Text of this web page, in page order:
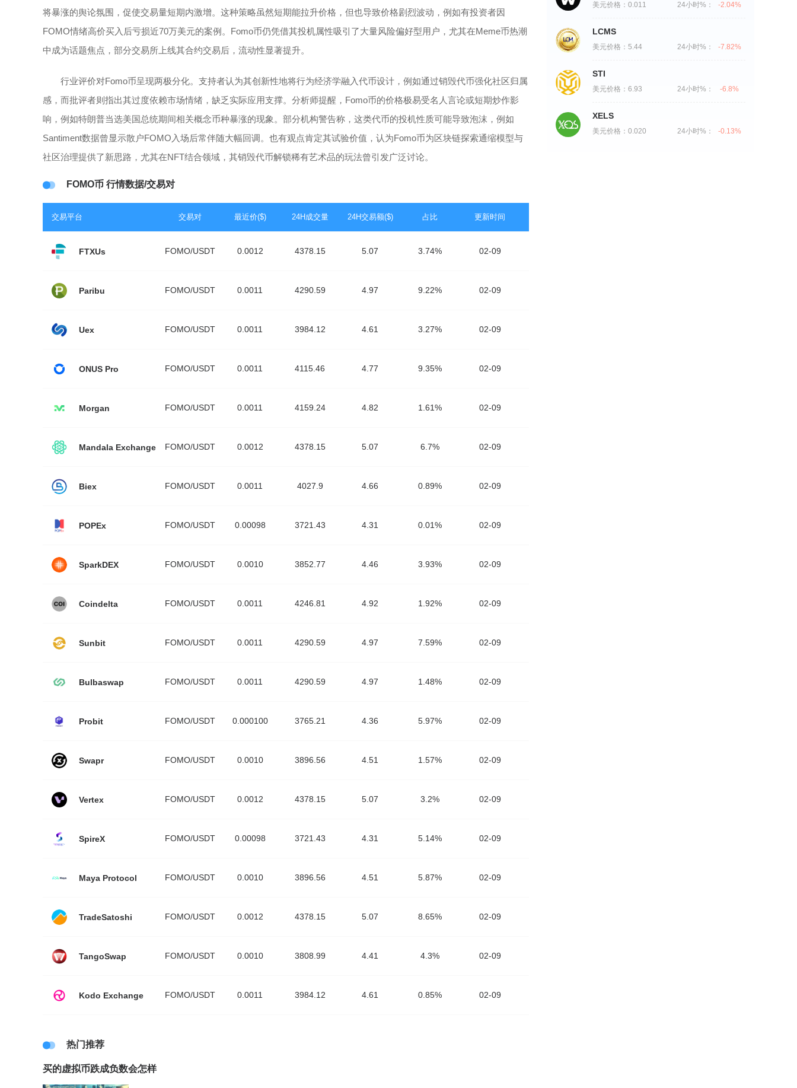
将暴涨的舆论氛围，促使交易量短期内激增。这种策略虽然短期能拉升价格，但也导致价格剧烈波动，例如有投资者因
FOMO情绪高价买入后亏损近70万美元的案例。Fomo币仍凭借其投机属性吸引了大量风险偏好型用户，尤其在Meme币热潮
中成为话题焦点，部分交易所上线其合约交易后，流动性显著提升。
行业评价对Fomo币呈现两极分化。支持者认为其创新性地将行为经济学融入代币设计，例如通过销毁代币强化社区归属
感，而批评者则指出其过度依赖市场情绪，缺乏实际应用支撑。分析师提醒，Fomo币的价格极易受名人言论或短期炒作影
响，例如特朗普当选美国总统期间相关概念币种暴涨的现象。部分机构警告称，这类代币的投机性质可能导致泡沫，例如
Santiment数据曾显示散户FOMO入场后常伴随大幅回调。也有观点肯定其试验价值，认为Fomo币为区块链探索通缩模型与
社区治理提供了新思路，尤其在NFT结合领域，其销毁代币解锁稀有艺术品的玩法曾引发广泛讨论。
FOMO币 行情数据/交易对
交易平台 交易对 最近价($) 24H成交量 24H交易额($) 占比 更新时间
FTXUs FOMO/USDT 0.0012 4378.15 5.07 3.74% 02-09
Paribu FOMO/USDT 0.0011 4290.59 4.97 9.22% 02-09
Uex FOMO/USDT 0.0011 3984.12 4.61 3.27% 02-09
ONUS Pro FOMO/USDT 0.0011 4115.46 4.77 9.35% 02-09
Morgan FOMO/USDT 0.0011 4159.24 4.82 1.61% 02-09
Mandala Exchange FOMO/USDT 0.0012 4378.15 5.07 6.7% 02-09
Biex FOMO/USDT 0.0011 4027.9 4.66 0.89% 02-09
POPEx FOMO/USDT 0.00098 3721.43 4.31 0.01% 02-09
SparkDEX FOMO/USDT 0.0010 3852.77 4.46 3.93% 02-09
Coindelta FOMO/USDT 0.0011 4246.81 4.92 1.92% 02-09
Sunbit FOMO/USDT 0.0011 4290.59 4.97 7.59% 02-09
Bulbaswap FOMO/USDT 0.0011 4290.59 4.97 1.48% 02-09
Probit FOMO/USDT 0.000100 3765.21 4.36 5.97% 02-09
Swapr FOMO/USDT 0.0010 3896.56 4.51 1.57% 02-09
Vertex FOMO/USDT 0.0012 4378.15 5.07 3.2% 02-09
SpireX FOMO/USDT 0.00098 3721.43 4.31 5.14% 02-09
Maya Protocol FOMO/USDT 0.0010 3896.56 4.51 5.87% 02-09
TradeSatoshi FOMO/USDT 0.0012 4378.15 5.07 8.65% 02-09
TangoSwap FOMO/USDT 0.0010 3808.99 4.41 4.3% 02-09
Kodo Exchange FOMO/USDT 0.0011 3984.12 4.61 0.85% 02-09
热门推荐
买的虚拟币跌成负数会怎样
美元价格： 0.011 24小时%： -2.04%
LCMS
美元价格： 5.44 24小时%： -7.82%
STI
美元价格： 6.93 24小时%： -6.8%
XELS
美元价格： 0.020 24小时%： -0.13%